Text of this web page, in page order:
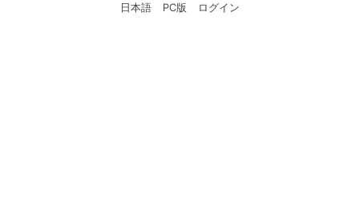
日本語 PC版 ログイン